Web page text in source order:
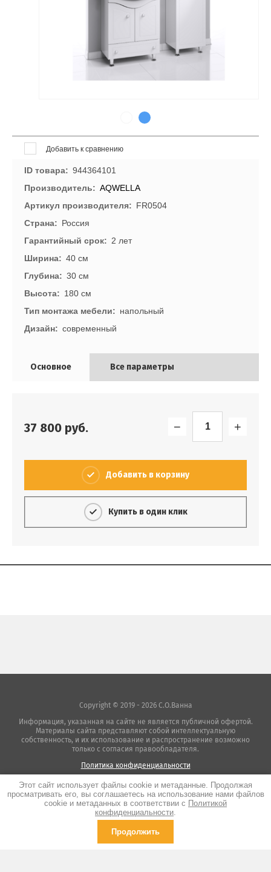
Добавить к сравнению
ID товара
944364101
Производитель
AQWELLA
Артикул производителя
FR0504
Страна
Россия
Гарантийный срок
2 лет
Ширина
40 см
Глубина
30 см
Высота
180 см
Тип монтажа мебели
напольный
Дизайн
современный
Основное Все параметры
37 800 руб. − +
Добавить в корзину
Купить в один клик
Copyright © 2019 - 2026 С.О.Ванна
Информация, указанная на сайте не является публичной офертой.
Материалы сайта представляют собой интеллектуальную
собственность, и их использование и распространение возможно
только с согласия правообладателя.
Политика конфиденциальности
Megagroup.ru
Этот сайт использует файлы cookie и метаданные. Продолжая
просматривать его, вы соглашаетесь на использование нами файлов
cookie и метаданных в соответствии с Политикой
конфиденциальности.
Продолжить